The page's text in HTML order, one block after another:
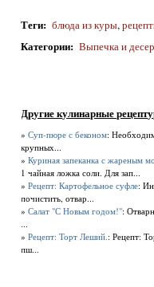
Теги: блюда из куры,
Категории: Выпечка и
Другие кулинарные
»Суп-пюре с беконом:
крупных...
»Куриная запеканка с жареным
1 чайная ложка соли. Для зап...
»Рецепт: Картофельное суфле:
почистить, отвар...
»Салат "С Новым годом!":
...
»Рецепт: Торт Леший.: Рецепт:
пш...